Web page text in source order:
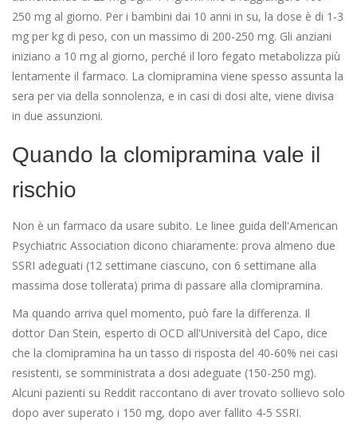
250 mg al giorno. Per i bambini dai 10 anni in su, la dose è di 1-3
mg per kg di peso, con un massimo di 200-250 mg. Gli anziani
iniziano a 10 mg al giorno, perché il loro fegato metabolizza più
lentamente il farmaco. La clomipramina viene spesso assunta la
sera per via della sonnolenza, e in casi di dosi alte, viene divisa
in due assunzioni.
Quando la clomipramina vale il
rischio
Non è un farmaco da usare subito. Le linee guida dell'American
Psychiatric Association dicono chiaramente: prova almeno due
SSRI adeguati (12 settimane ciascuno, con 6 settimane alla
massima dose tollerata) prima di passare alla clomipramina.
Ma quando arriva quel momento, può fare la differenza. Il
dottor Dan Stein, esperto di OCD all'Università del Capo, dice
che la clomipramina ha un tasso di risposta del 40-60% nei casi
resistenti, se somministrata a dosi adeguate (150-250 mg).
Alcuni pazienti su Reddit raccontano di aver trovato sollievo solo
dopo aver superato i 150 mg, dopo aver fallito 4-5 SSRI.